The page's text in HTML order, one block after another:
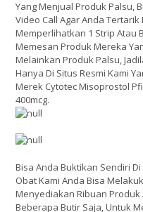
Yang Menjual Produk Palsu,
Video Call Agar Anda
Memperlihatkan 1 Strip Atau
Memesan Produk Mereka
Melainkan Produk Palsu,
Hanya Di Situs Resmi Kami
Merek Cytotec Misoprostol
400mcg.
Bisa Anda Buktikan Sendiri
Obat Kami Anda Bisa
Menyediakan Ribuan Produk
Beberapa Butir Saja, Untuk